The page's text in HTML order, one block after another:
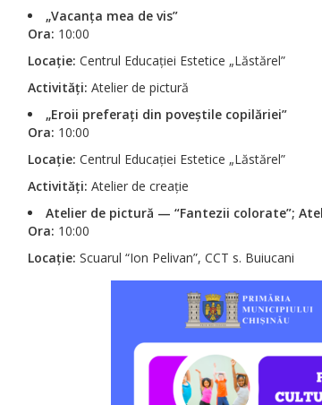
„Vacanța mea de vis”
Ora: 10:00
Locație: Centrul Educației Estetice „Lăstărel”
Activități: Atelier de pictură
„Eroii preferați din poveștile copilăriei”
Ora: 10:00
Locație: Centrul Educației Estetice „Lăstărel”
Activități: Atelier de creație
Atelier de pictură — “Fantezii colorate”;
Ora: 10:00
Locație: Scuarul “Ion Pelivan”, CCT s. Buiucani